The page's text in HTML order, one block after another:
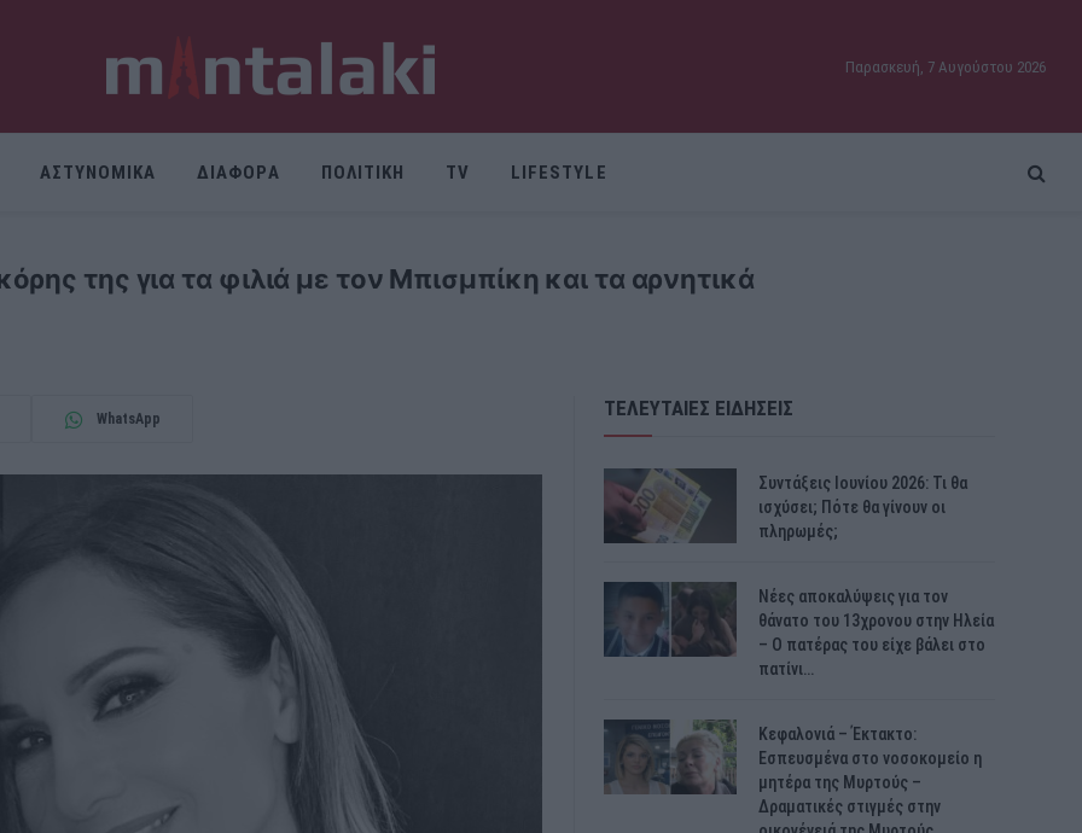
Παρασκευή, 7 Αυγούστου 2026
ΑΣΤΥΝΟΜΙΚΑ ΔΙΑΦΟΡΑ ΠΟΛΙΤΙΚΗ TV LIFESTYLE
της για τα φιλιά με τον Μπισμπίκη και τα αρνητικά
WhatsApp ΤΕΛΕΥΤΑΙΕΣ ΕΙΔΗΣΕΙΣ
Συντάξεις Ιουνίου 2026: Τι θα
ισχύσει; Πότε θα γίνουν οι
πληρωμές;
Νέες αποκαλύψεις για τον
θάνατο του 13χρονου στην Ηλεία
– Ο πατέρας του είχε βάλει στο
πατίνι…
Κεφαλονιά – Έκτακτο:
Εσπευσμένα στο νοσοκομείο η
μητέρα της Μυρτούς –
Δραματικές στιγμές στην